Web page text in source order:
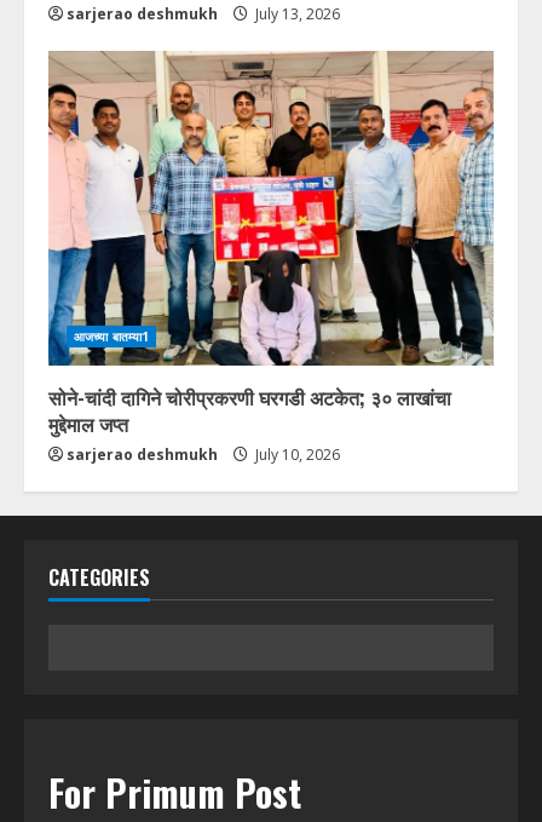
sarjerao deshmukh July 13, 2026
आजच्या बातम्या1
सोने-चांदी दागिने चोरीप्रकरणी घरगडी अटकेत; ३० लाखांचा
मुद्देमाल जप्त
sarjerao deshmukh July 10, 2026
CATEGORIES
For Primum Post